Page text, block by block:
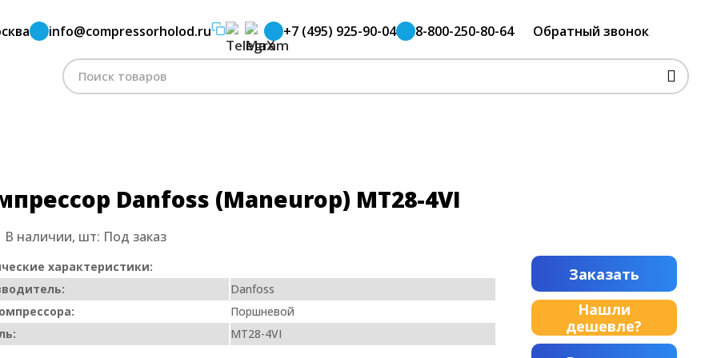
info@compressorholod.ru +7 (495) 925-90-04 8-800-250-80-64 Обратный звонок
Поиск
по:
Компрессор Danfoss (Maneurop) MT28-4VI
Danfoss (Maneurop) MT28-4VI
В наличии, шт: Под заказ
характеристики:
Danfoss
Поршневой
MT28-4VI
Заказать
Нашли
дешевле?